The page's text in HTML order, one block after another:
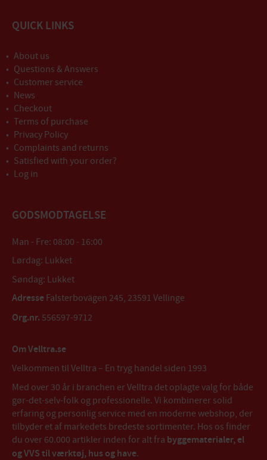
QUICK LINKS
About us
Questions & Answers
Customer service
News
Checkout
Terms of purchase
Privacy Policy
Complaints and returns
Satisfied with your order?
Log in
GODSMODTAGELSE
Man - Fre: 08:00 - 16:00
Lørdag: Lukket
Søndag: Lukket
Adresse Falsterbovägen 245, 23591 Vellinge
Org.nr. 556597-9712
Om Velltra.se
Velkommen til Velltra – En tryg handel siden 1993
Med over 30 år i branchen er Velltra det oplagte valg for både
gør-det-selv-folk og professionelle. Vi kombinerer solid
erfaring og personlig service med en moderne webshop, der
tilbyder et af markedets bredeste sortimenter. Hos os finder
du over 60.000 artikler inden for alt fra byggematerialer, el
og VVS til værktøj, hus og have.